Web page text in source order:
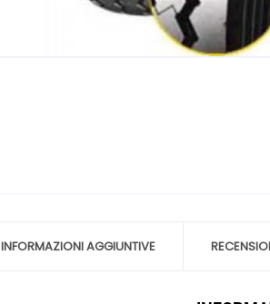
INFORMAZIONI AGGIUNTIVE